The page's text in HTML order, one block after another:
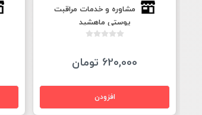
مشاوره و خدمات مراقبت
پوستی ماهشید
620,000 تومان